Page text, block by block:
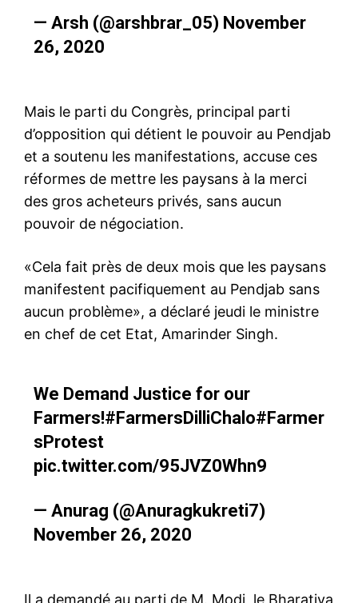
— Arsh (@arshbrar_05) November
26, 2020
Mais le parti du Congrès, principal parti
d’opposition qui détient le pouvoir au Pendjab
et a soutenu les manifestations, accuse ces
réformes de mettre les paysans à la merci
des gros acheteurs privés, sans aucun
pouvoir de négociation.
«Cela fait près de deux mois que les paysans
manifestent pacifiquement au Pendjab sans
aucun problème», a déclaré jeudi le ministre
en chef de cet Etat, Amarinder Singh.
We Demand Justice for our
Farmers!#FarmersDilliChalo#Farmer
sProtest
pic.twitter.com/95JVZ0Whn9
— Anurag (@Anuragkukreti7)
November 26, 2020
Il a demandé au parti de M. Modi, le Bharatiya